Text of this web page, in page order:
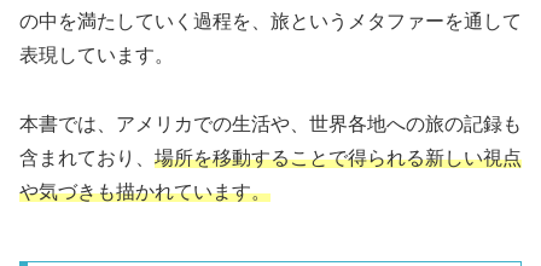
の中を満たしていく過程を、旅というメタファーを通して
表現しています。
本書では、アメリカでの生活や、世界各地への旅の記録も
含まれており、 場所を移動することで得られる新しい視点
や気づきも描かれています。